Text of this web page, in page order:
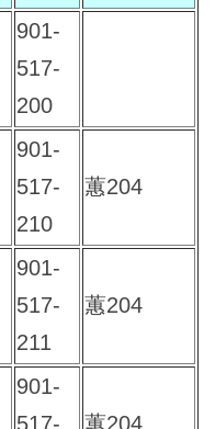
901-
517-
200
901-
517-
210
蕙204
901-
517-
211
蕙204
901-
517-
蕙204